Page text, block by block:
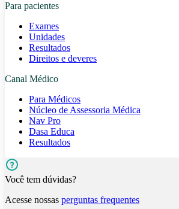
Para pacientes
Exames
Unidades
Resultados
Direitos e deveres
Canal Médico
Para Médicos
Núcleo de Assessoria Médica
Nav Pro
Dasa Educa
Resultados
Você tem dúvidas?
Acesse nossas perguntas frequentes